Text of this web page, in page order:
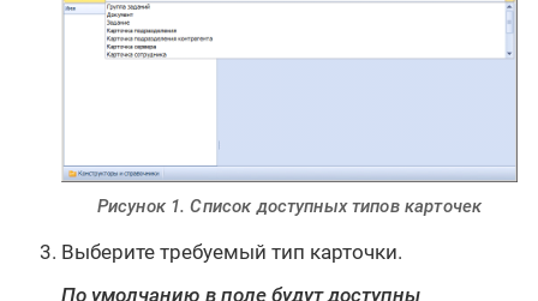
Рисунок 1. Список доступных типов карточек
Выберите требуемый тип карточки.
По умолчанию в поле будут доступны